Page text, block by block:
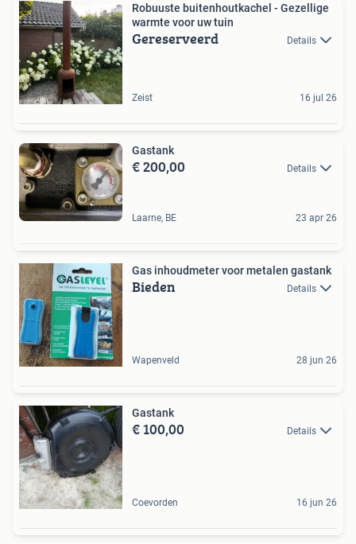
Robuuste buitenhoutkachel - Gezellige
warmte voor uw tuin
Gereserveerd Details
Zeist 16 jul 26
Gastank
€ 200,00 Details
Laarne, BE 23 apr 26
Gas inhoudmeter voor metalen gastank
Bieden Details
Wapenveld 28 jun 26
Gastank
€ 100,00 Details
Coevorden 16 jun 26